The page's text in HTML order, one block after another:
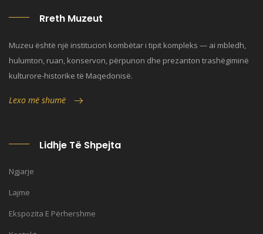
Rreth Muzeut
Muzeu është një institucion kombëtar i tipit kompleks — ai mbledh,
hulumton, ruan, konservon, përpunon dhe prezanton trashëgiminë
kulturore-historike të Maqedonisë.
Lexo më shumë
Lidhje Të Shpejta
Ngjarje
Lajme
Ekspozita E Përhershme